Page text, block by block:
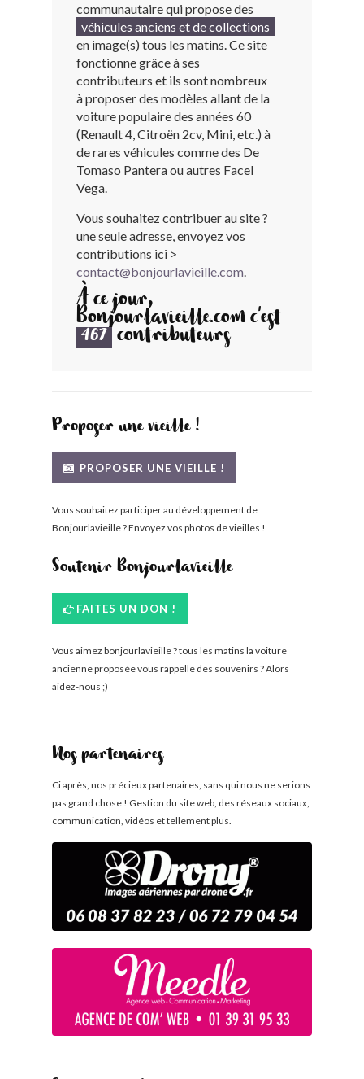
LE BLOG
BONJOURLAVIEILLE ?
MODÈLES ET MARQUES
COMMENT FONCTIONNE BLV ?
communautaire qui propose des
véhicules anciens et de collections
en image(s) tous les matins. Ce site
fonctionne grâce à ses
contributeurs et ils sont nombreux
à proposer des modèles allant de la
voiture populaire des années 60
(Renault 4, Citroën 2cv, Mini, etc.) à
de rares véhicules comme des De
Tomaso Pantera ou autres Facel
Vega.
Vous souhaitez contribuer au site ?
une seule adresse, envoyez vos
contributions ici >
contact@bonjourlavieille.com.
À ce jour,
Bonjourlavieille.com c'est
467 contributeurs
Proposer une vieille !
PROPOSER UNE VIEILLE !
Vous souhaitez participer au développement de
Bonjourlavieille ? Envoyez vos photos de vieilles !
Soutenir Bonjourlavieille
FAITES UN DON !
Vous aimez bonjourlavieille ? tous les matins la voiture
ancienne proposée vous rappelle des souvenirs ? Alors
aidez-nous ;)
Nos partenaires
Ci après, nos précieux partenaires, sans qui nous ne serions
pas grand chose ! Gestion du site web, des réseaux sociaux,
communication, vidéos et tellement plus.